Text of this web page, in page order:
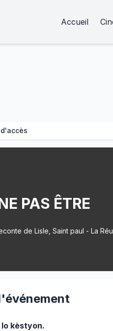
Accueil
PAS ÊTRE
de Lisle, Saint paul - La
lo kèstyon.